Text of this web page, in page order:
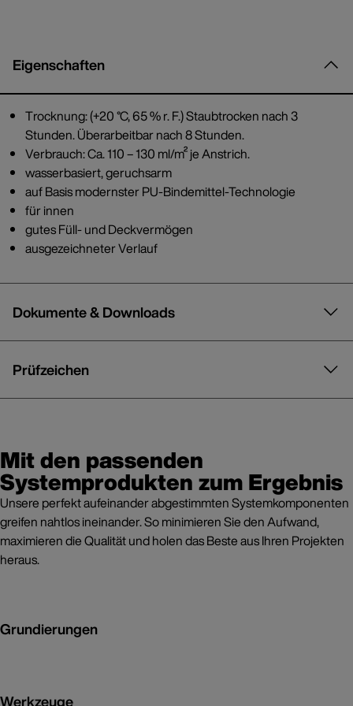
Eigenschaften
Trocknung: (+20 °C, 65 % r. F.) Staubtrocken nach 3
Stunden. Überarbeitbar nach 8 Stunden.
Verbrauch: Ca. 110 – 130 ml/m² je Anstrich.
wasserbasiert, geruchsarm
auf Basis modernster PU-Bindemittel-Technologie
für innen
gutes Füll- und Deckvermögen
ausgezeichneter Verlauf
Dokumente & Downloads
Prüfzeichen
Mit den passenden
Systemprodukten zum Ergebnis
Unsere perfekt aufeinander abgestimmten Systemkomponenten
greifen nahtlos ineinander. So minimieren Sie den Aufwand,
maximieren die Qualität und holen das Beste aus Ihren Projekten
heraus.
Grundierungen
Werkzeuge